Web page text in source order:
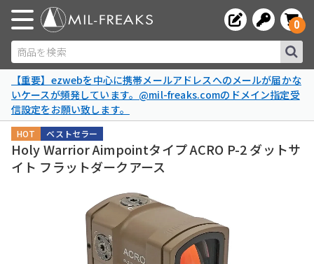
商品を検索
0
【重要】ezwebを中心に携帯メールアドレスへのメールが届かな
いケースが頻発しています。@mil-freaks.comのドメイン指定受
信設定をお願い致します。
ベストセラー
HOT
Holy Warrior Aimpointタイプ ACRO P-2 ダットサ
イト フラットダークアース